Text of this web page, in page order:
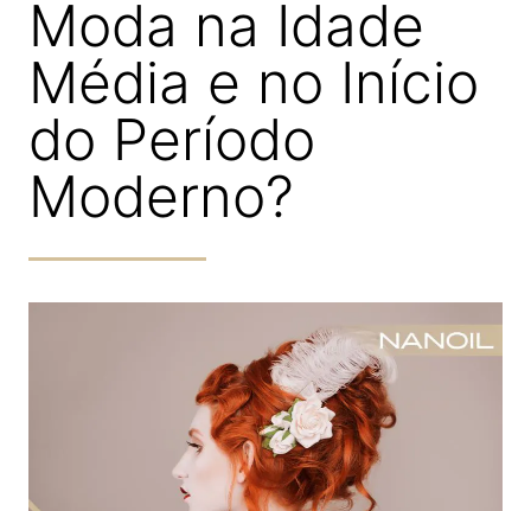
Moda na Idade
Média e no Início
do Período
Moderno?